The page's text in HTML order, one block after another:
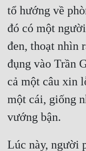
tổ hướng về
đó có một
đen, thoạt nhìn
đụng vào Trần
cả một câu xin
một cái, giống
Lúc này, người